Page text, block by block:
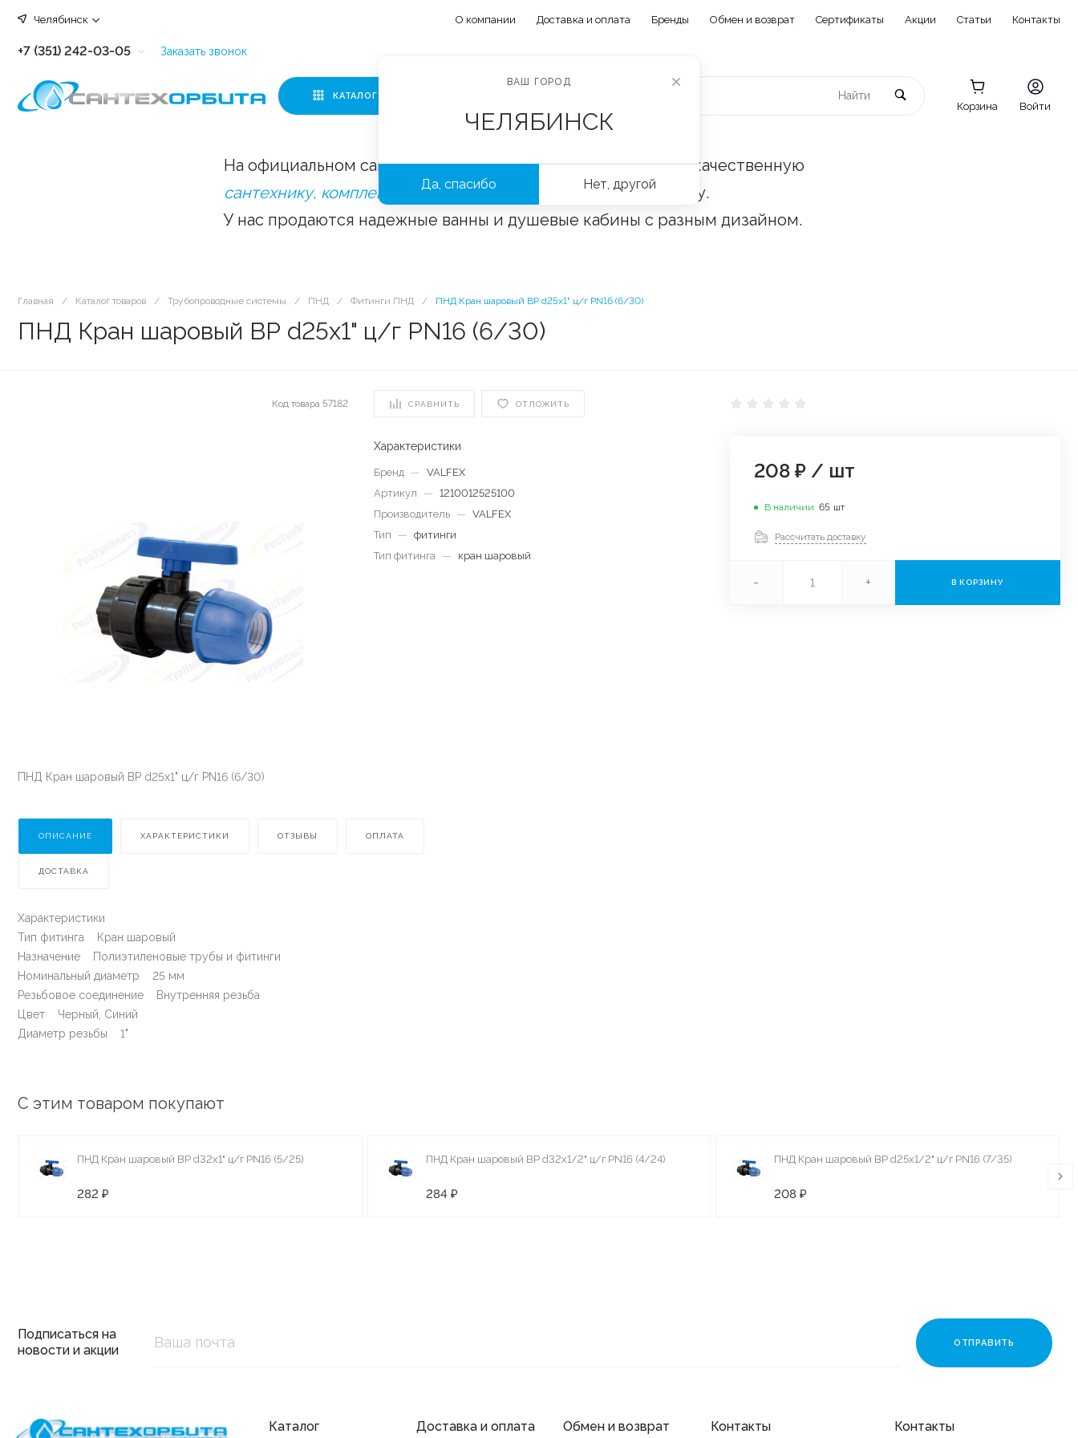
Челябинск О компании Доставка и оплата Бренды Обмен и возврат Сертификаты Акции Статьи Контакты
+7 (351) 242-03-05
+7 (351) 242-03-63
Заказать звонок
КАТАЛОГ
Корзина Войти
На официальном сайте «Сантехорбита» вы можете купить качественную
сантехнику, комплектующие и аксессуары
оптом и в розницу.
У нас продаются надежные ванны и душевые кабины с разным дизайном.
Главная / Каталог товаров / Трубопроводные системы / ПНД / Фитинги ПНД / ПНД Кран шаровый ВР d25х1" ц/г PN16 (6/30)
ПНД Кран шаровый ВР d25х1" ц/г PN16 (6/30)
Код товара 57182 СРАВНИТЬ ОТЛОЖИТЬ
ПНД Кран шаровый ВР d25х1" ц/г PN16 (6/30)
Характеристики
Бренд — VALFEX
Артикул
— 1210012525100
Производитель
— VALFEX
Тип
— фитинги
Тип фитинга
— кран шаровый
208 ₽ / шт
В наличии 65 шт
Рассчитать доставку
- + В КОРЗИНУ
ОПИСАНИЕ ХАРАКТЕРИСТИКИ ОТЗЫВЫ ОПЛАТА
ДОСТАВКА
Характеристики
Тип фитинга Кран шаровый
Назначение Полиэтиленовые трубы и фитинги
Номинальный диаметр 25 мм
Резьбовое соединение Внутренняя резьба
Цвет Черный, Синий
Диаметр резьбы 1"
С этим товаром покупают
ПНД Кран шаровый ВР d32х1" ц/г PN16 (5/25)
282 ₽
ПНД Кран шаровый ВР d32х1/2" ц/г PN16 (4/24)
284 ₽
ПНД Кран шаровый ВР d25х1/2" ц/г PN16 (7/35)
208 ₽
Подписаться на
новости и акции
Каталог Доставка и оплата Обмен и возврат Контакты Контакты
ВАШ ГОРОД
ЧЕЛЯБИНСК
Да, спасибо Нет, другой